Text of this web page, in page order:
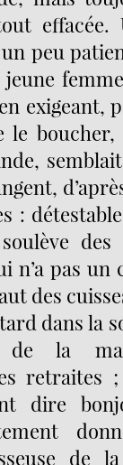
peu
exigeant,
le
:
n’a pas
des
dans la
la
retraites ;
dire
de